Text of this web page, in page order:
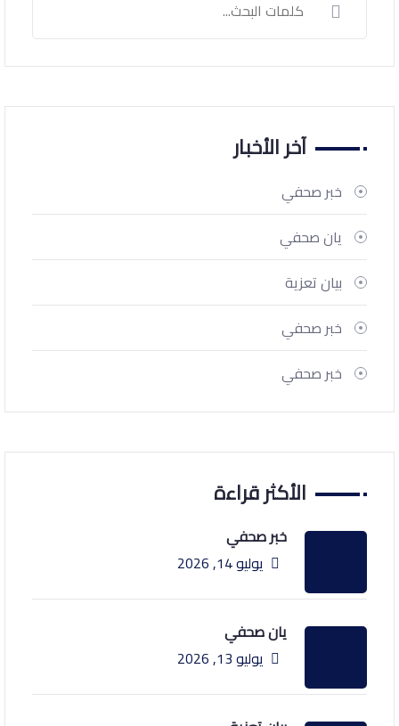
آخر الأخبار
خبر صحفي
يان صحفي
بيان تعزية
خبر صحفي
خبر صحفي
الأكثر قراءة
خبر صحفي
يوليو 14, 2026
يان صحفي
يوليو 13, 2026